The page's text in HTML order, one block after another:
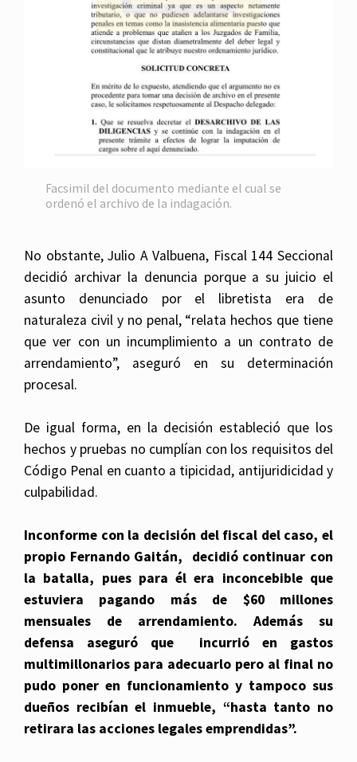
Facsimil del documento mediante el cual se
ordenó el archivo de la indagación.
No obstante, Julio A Valbuena, Fiscal 144 Seccional
decidió archivar la denuncia porque a su juicio el
asunto denunciado por el libretista era de
naturaleza civil y no penal, “relata hechos que tiene
que ver con un incumplimiento a un contrato de
arrendamiento”, aseguró en su determinación
procesal.
De igual forma, en la decisión estableció que los
hechos y pruebas no cumplían con los requisitos del
Código Penal en cuanto a tipicidad, antijuridicidad y
culpabilidad.
Inconforme con la decisión del fiscal del caso, el
propio Fernando Gaitán, decidió continuar con
la batalla, pues para él era inconcebible que
estuviera pagando más de $60 millones
mensuales de arrendamiento. Además su
defensa aseguró que incurrió en gastos
multimillonarios para adecuarlo pero al final no
pudo poner en funcionamiento y tampoco sus
dueños recibían el inmueble, “hasta tanto no
retirara las acciones legales emprendidas”.